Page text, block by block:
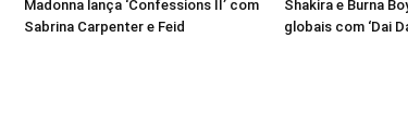
Madonna lança ‘Confessions II’ com
Sabrina Carpenter e Feid
Shakira e Burna
globais com ‘Dai